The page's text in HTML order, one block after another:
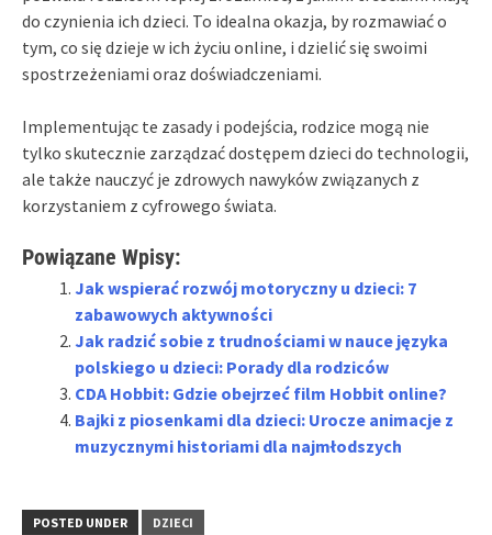
do czynienia ich dzieci. To idealna okazja, by rozmawiać o
tym, co się dzieje w ich życiu online, i dzielić się swoimi
spostrzeżeniami oraz doświadczeniami.
Implementując te zasady i podejścia, rodzice mogą nie
tylko skutecznie zarządzać dostępem dzieci do technologii,
ale także nauczyć je zdrowych nawyków związanych z
korzystaniem z cyfrowego świata.
Powiązane Wpisy:
Jak wspierać rozwój motoryczny u dzieci: 7
zabawowych aktywności
Jak radzić sobie z trudnościami w nauce języka
polskiego u dzieci: Porady dla rodziców
CDA Hobbit: Gdzie obejrzeć film Hobbit online?
Bajki z piosenkami dla dzieci: Urocze animacje z
muzycznymi historiami dla najmłodszych
POSTED UNDER DZIECI